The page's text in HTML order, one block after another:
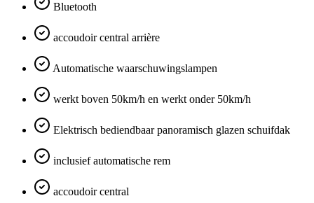
Bluetooth
accoudoir central arrière
Automatische waarschuwingslampen
werkt boven 50km/h en werkt onder 50km/h
Elektrisch bediendbaar panoramisch glazen schuifdak
inclusief automatische rem
accoudoir central